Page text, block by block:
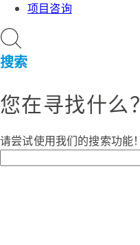
项目咨询
搜索
您在寻找什么？
请尝试使用我们的搜索功能！